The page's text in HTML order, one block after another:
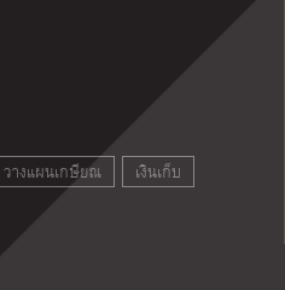
วางแผนเกษียณ
เงินเก็บ